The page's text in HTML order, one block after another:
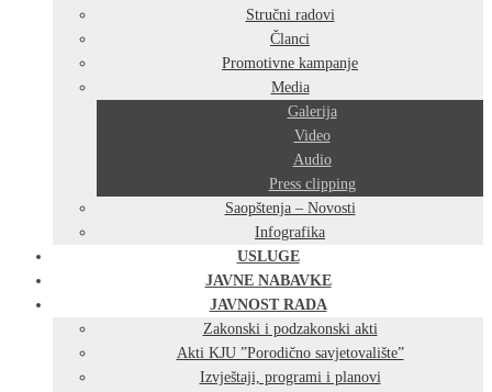
Stručni radovi
Članci
Promotivne kampanje
Media
Galerija
Video
Audio
Press clipping
Saopštenja – Novosti
Infografika
USLUGE
JAVNE NABAVKE
JAVNOST RADA
Zakonski i podzakonski akti
Akti KJU ”Porodično savjetovalište”
Izvještaji, programi i planovi